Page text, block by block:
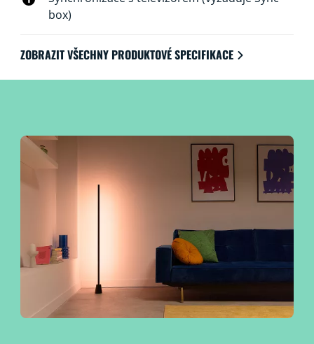
box)
ZOBRAZIT VŠECHNY PRODUKTOVÉ SPECIFIKACE